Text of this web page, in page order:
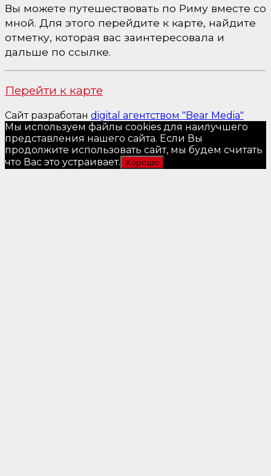
Вы можете путешествовать по Риму вместе со
мной. Для этого перейдите к карте, найдите
отметку, которая вас заинтересовала и
дальше по ссылке.
Перейти к карте
Сайт разработан digital агентством "Bear Media"
Мы используем файлы cookies для наилучшего
представления нашего сайта. Если Вы
продолжите использовать сайт, мы будем считать
что Вас это устраивает. Хорошо